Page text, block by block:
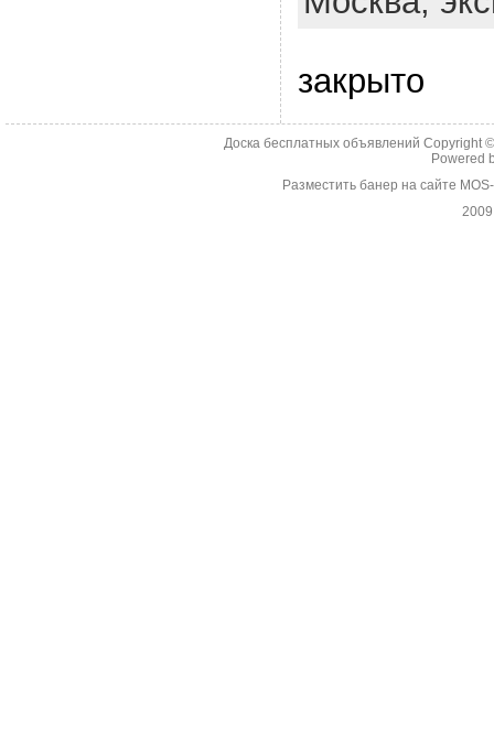
закрыто
Доска бесплатных объявлений Copyright
Powered
Разместить банер на сайте